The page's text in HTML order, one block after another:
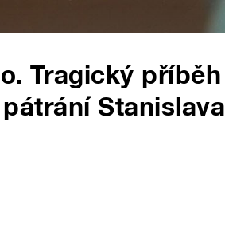
Tragický příběh
Stanislava